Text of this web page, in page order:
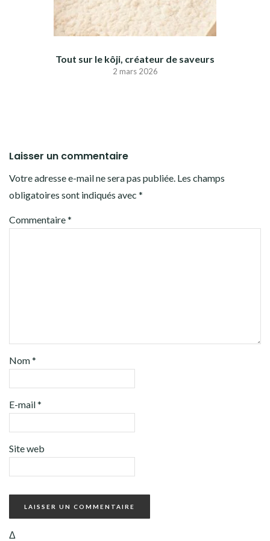
Tout sur le kôji, créateur de saveurs
2 mars 2026
Laisser un commentaire
Votre adresse e-mail ne sera pas publiée. Les champs
obligatoires sont indiqués avec *
Commentaire*
Nom*
E-mail*
Site web
Δ